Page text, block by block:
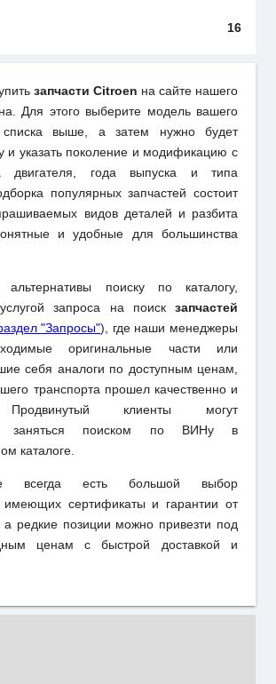
16
запчасти Citroen на сайте нашего
Для этого выберите модель вашего
списка выше, а затем нужно будет
и указать поколение и модификацию с
двигателя, года выпуска и типа
популярных запчастей состоит
видов деталей и разбита
и удобные для большинства
альтернативы поиску по каталогу,
услугой запроса на поиск запчастей
"Запросы"), где наши менеджеры
оригинальные части или
себя аналоги по доступным ценам,
транспорта прошел качественно и
Продвинутый клиенты могут
заняться поиском по ВИНу в
каталоге.
всегда есть большой выбор
имеющих сертификаты и гарантии от
а редкие позиции можно привезти под
ценам с быстрой доставкой и